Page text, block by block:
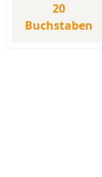
20
Buchstaben